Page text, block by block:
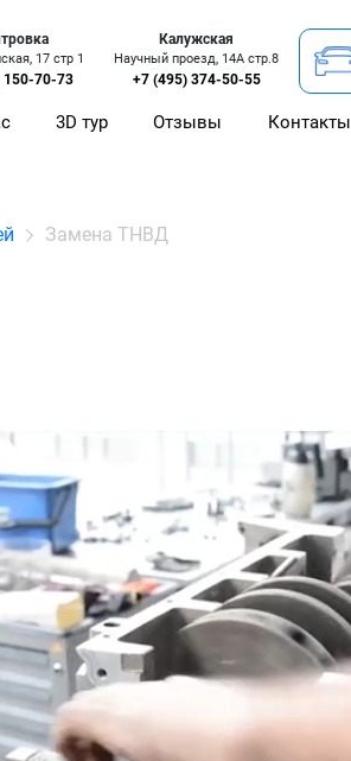
17 стр 1
150-70-73
Калужская
Научный проезд, 14А стр.8
+7 (495) 374-50-55
3D тур Отзывы Контакты
Замена ТНВД